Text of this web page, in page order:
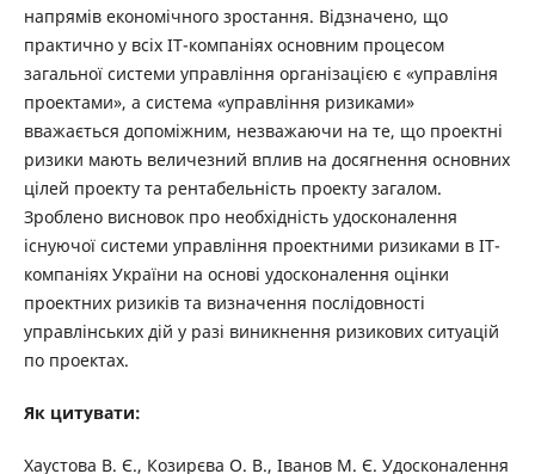
напрямів економічного зростання. Відзначено, що
практично у всіх ІТ-компаніях основним процесом
загальної системи управління організацією є «управліня
проектами», а система «управління ризиками»
вважається допоміжним, незважаючи на те, що проектні
ризики мають величезний вплив на досягнення основних
цілей проекту та рентабельність проекту загалом.
Зроблено висновок про необхідність удосконалення
існуючої системи управління проектними ризиками в ІТ-
компаніях України на основі удосконалення оцінки
проектних ризиків та визначення послідовності
управлінських дій у разі виникнення ризикових ситуацій
по проектах.
Як цитувати:
Хаустова В. Є., Козирєва О. В., Іванов М. Є. Удосконалення